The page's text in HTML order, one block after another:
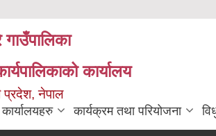
कार्यालय
प्रदेश, नेपाल
कार्यक्रम तथा परियोजना
नठौ गाउ सभा
प्रशासकीय भवन
शिलन्यास कार्यक्रम
विरुद्धको १६ दिने अभियान